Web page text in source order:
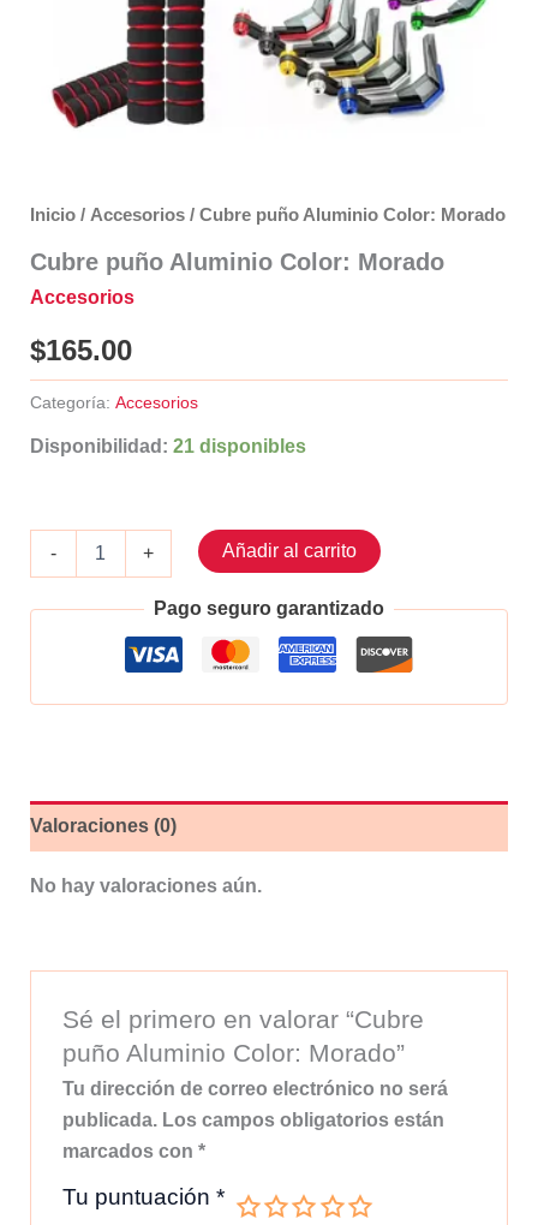
Inicio/ Accesorios/ Cubre puño Aluminio Color: Morado
Cubre puño Aluminio Color: Morado
Accesorios
$165.00
Categoría: Accesorios
Disponibilidad: 21 disponibles
-
Color:
+ Añadir al carrito
Pago seguro garantizado
Valoraciones (0)
No hay valoraciones aún.
Sé el primero en valorar “Cubre
puño Aluminio Color: Morado”
Tu dirección de correo electrónico no será
publicada. Los campos obligatorios están
marcados con*
Tu puntuación*